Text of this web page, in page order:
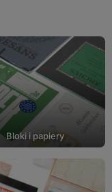
Bloki i papiery